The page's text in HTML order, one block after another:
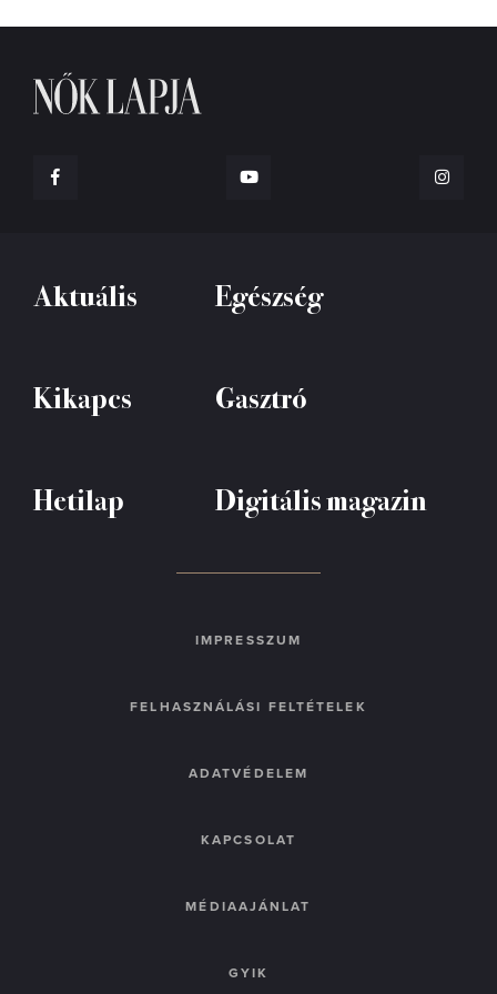
Aktuális Egészség
Kikapcs Gasztró
Hetilap Digitális magazin
IMPRESSZUM
FELHASZNÁLÁSI FELTÉTELEK
ADATVÉDELEM
KAPCSOLAT
MÉDIAAJÁNLAT
GYIK